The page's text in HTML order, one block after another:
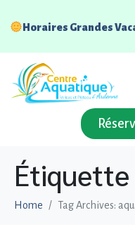
Horaires Grandes
Étiquette
Home Tag Archives: